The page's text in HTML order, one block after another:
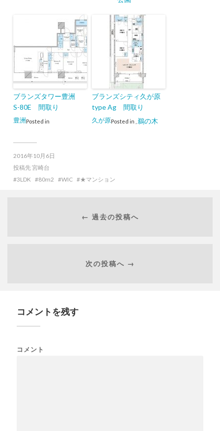
ブランズタワー豊洲
S-80E 間取り
Posted in
豊洲
ブランズシティ久が原
type Ag 間取り
Posted in
久が原 鵜の木
2016年10月6日
投稿先宮崎台
3LDK
80m2 WIC ★マンション
← 過去の投稿へ
次の投稿へ →
コメントを残す
コメント